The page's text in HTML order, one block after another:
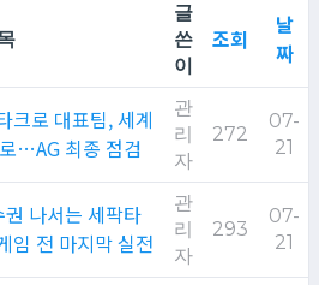
글
쓴
이
조회
날
짜
크로 대표팀, 세계
…AG 최종 점검
관
리
자
272
07-
21
나서는 세팍타
임 전 마지막 실전
관
리
자
293
07-
21